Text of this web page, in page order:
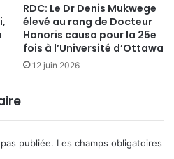
RDC: Le Dr Denis Mukwege
élevé au rang de Docteur
Honoris causa pour la 25e
fois à l’Université d’Ottawa
12 juin 2026
publiée. Les champs obligatoires